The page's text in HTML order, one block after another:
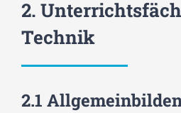
2.
Technik
2.1